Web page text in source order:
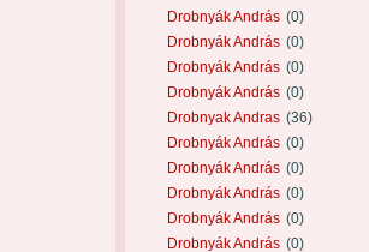
Drobnyák András (0)
Drobnyák András (0)
Drobnyák András (0)
Drobnyák András (0)
Drobnyak Andras (36)
Drobnyák András (0)
Drobnyák András (0)
Drobnyák András (0)
Drobnyák András (0)
Drobnyák András (0)